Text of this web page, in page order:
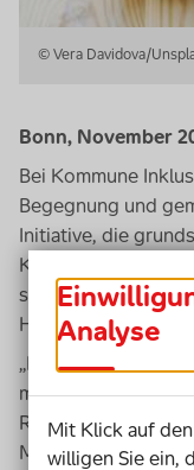
© Vera Davidova/
Bonn, November
Bei Kommune
Begegnung und
Initiative, die
Kontakt,
stößt in Zeiten
Herausforderungen.
„Es war, wie bei
machen“,
Rostock, sein
Maßnahmen in
Analyse
Mit Klick auf
willigen Sie ein,